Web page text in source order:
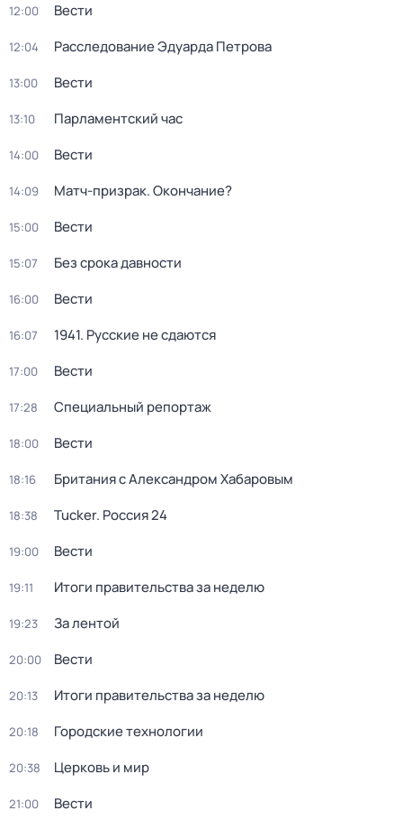
12:00 Вести
12:04 Расследование Эдуарда Петрова
13:00 Вести
13:10 Парламентский час
14:00 Вести
14:09 Матч-призрак. Окончание?
15:00 Вести
15:07 Без срока давности
16:00 Вести
16:07 1941. Русские не сдаются
17:00 Вести
17:28 Специальный репортаж
18:00 Вести
18:16 Британия с Александром Хабаровым
18:38 Tucker. Россия 24
19:00 Вести
19:11 Итоги правительства за неделю
19:23 За лентой
20:00 Вести
20:13 Итоги правительства за неделю
20:18 Городские технологии
20:38 Церковь и мир
21:00 Вести